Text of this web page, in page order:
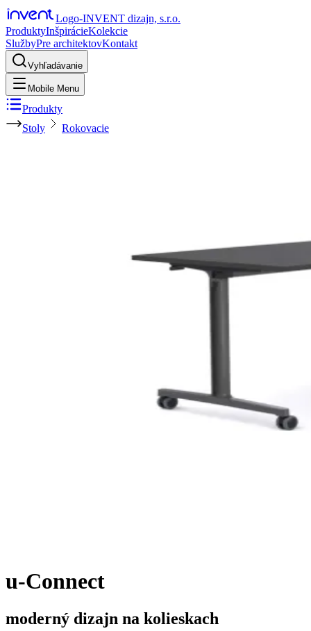
Logo-INVENT dizajn, s.r.o.
ProduktyInšpirácieKolekcie
SlužbyPre architektovKontakt
Vyhľadávanie
Mobile Menu
Produkty
Stoly
Rokovacie
u-Connect
moderný dizajn na kolieskach